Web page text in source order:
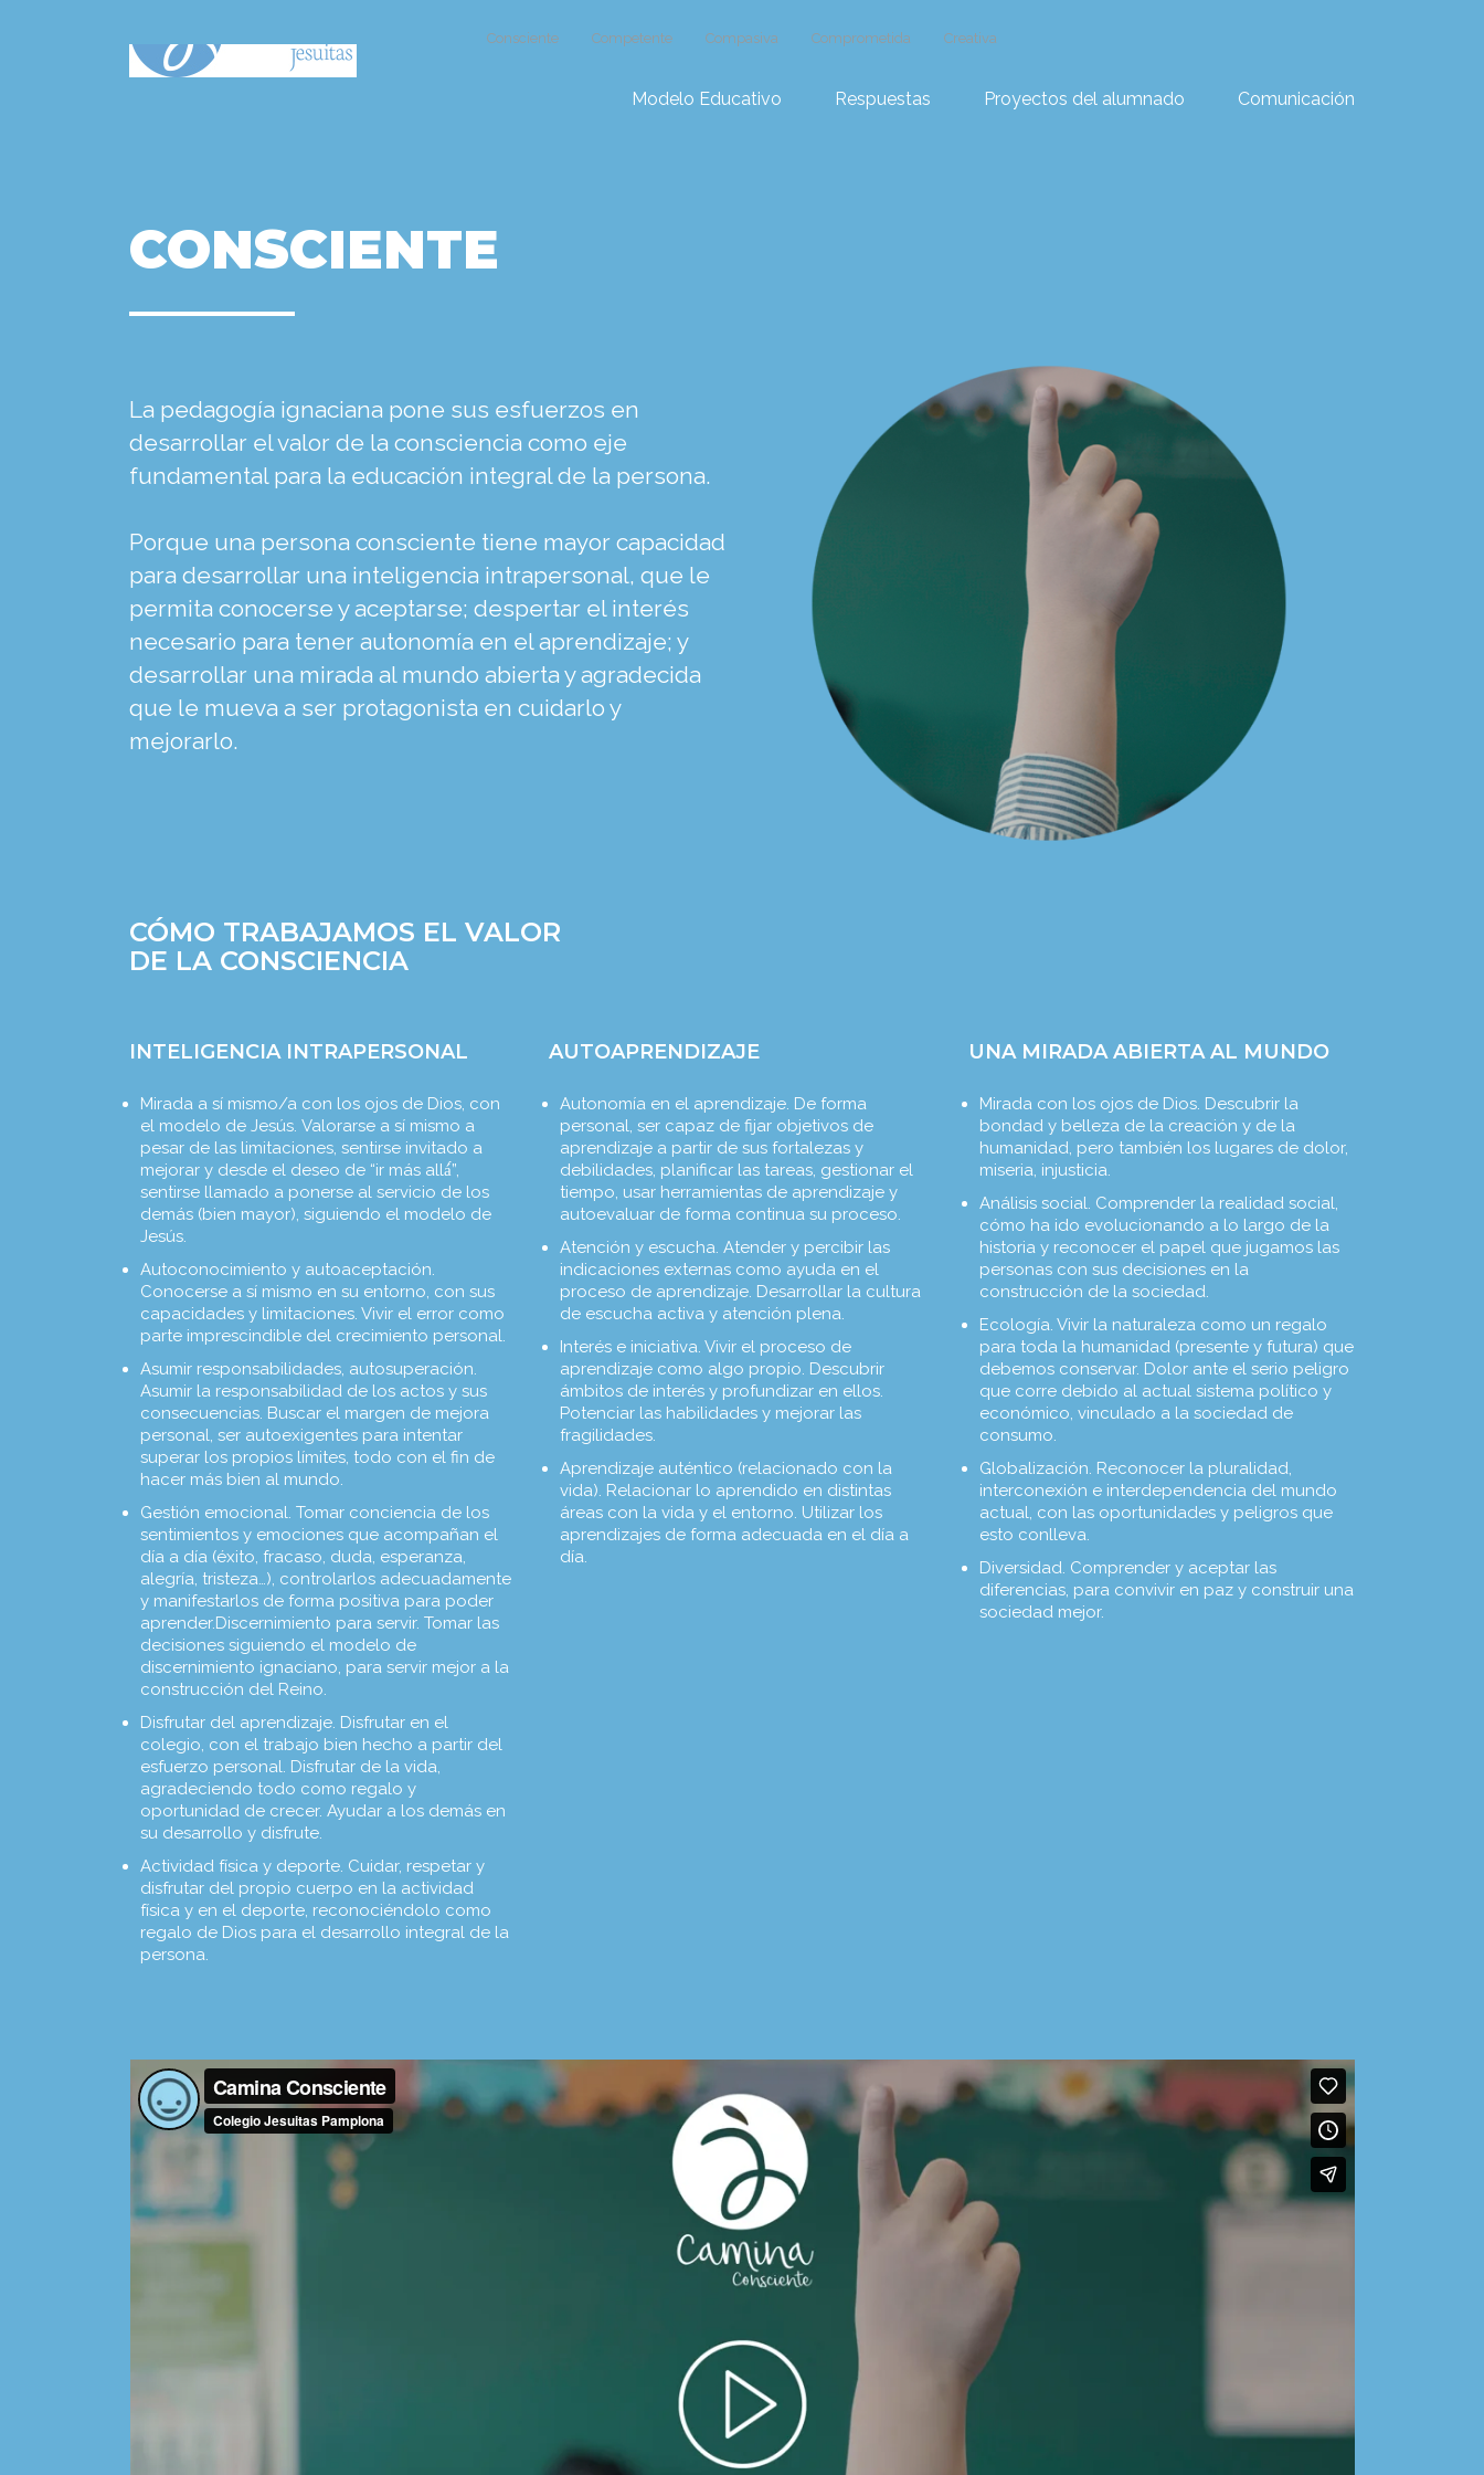
Consciente Competente Compasiva Comprometida Creativa
Modelo Educativo Respuestas Proyectos del alumnado Comunicación
CONSCIENTE
La pedagogía ignaciana pone sus esfuerzos en
desarrollar el valor de la consciencia como eje
fundamental para la educación integral de la persona.
Porque una persona consciente tiene mayor capacidad
para desarrollar una inteligencia intrapersonal, que le
permita conocerse y aceptarse; despertar el interés
necesario para tener autonomía en el aprendizaje; y
desarrollar una mirada al mundo abierta y agradecida
que le mueva a ser protagonista en cuidarlo y
mejorarlo.
CÓMO TRABAJAMOS EL VALOR
DE LA CONSCIENCIA
INTELIGENCIA INTRAPERSONAL
Mirada a sí mismo/a con los ojos de Dios, con
el modelo de Jesús. Valorarse a sí mismo a
pesar de las limitaciones, sentirse invitado a
mejorar y desde el deseo de “ir más allá́”,
sentirse llamado a ponerse al servicio de los
demás (bien mayor), siguiendo el modelo de
Jesús.
Autoconocimiento y autoaceptación.
Conocerse a sí mismo en su entorno, con sus
capacidades y limitaciones. Vivir el error como
parte imprescindible del crecimiento personal.
Asumir responsabilidades, autosuperación.
Asumir la responsabilidad de los actos y sus
consecuencias. Buscar el margen de mejora
personal, ser autoexigentes para intentar
superar los propios límites, todo con el fin de
hacer más bien al mundo.
Gestión emocional. Tomar conciencia de los
sentimientos y emociones que acompañan el
día a día (éxito, fracaso, duda, esperanza,
alegría, tristeza…), controlarlos adecuadamente
y manifestarlos de forma positiva para poder
aprender.Discernimiento para servir. Tomar las
decisiones siguiendo el modelo de
discernimiento ignaciano, para servir mejor a la
construcción del Reino.
Disfrutar del aprendizaje. Disfrutar en el
colegio, con el trabajo bien hecho a partir del
esfuerzo personal. Disfrutar de la vida,
agradeciendo todo como regalo y
oportunidad de crecer. Ayudar a los demás en
su desarrollo y disfrute.
Actividad física y deporte. Cuidar, respetar y
disfrutar del propio cuerpo en la actividad
física y en el deporte, reconociéndolo como
regalo de Dios para el desarrollo integral de la
persona.
AUTOAPRENDIZAJE
Autonomía en el aprendizaje. De forma
personal, ser capaz de fijar objetivos de
aprendizaje a partir de sus fortalezas y
debilidades, planificar las tareas, gestionar el
tiempo, usar herramientas de aprendizaje y
autoevaluar de forma continua su proceso.
Atención y escucha. Atender y percibir las
indicaciones externas como ayuda en el
proceso de aprendizaje. Desarrollar la cultura
de escucha activa y atención plena.
Interés e iniciativa. Vivir el proceso de
aprendizaje como algo propio. Descubrir
ámbitos de interés y profundizar en ellos.
Potenciar las habilidades y mejorar las
fragilidades.
Aprendizaje auténtico (relacionado con la
vida). Relacionar lo aprendido en distintas
áreas con la vida y el entorno. Utilizar los
aprendizajes de forma adecuada en el día a
día.
UNA MIRADA ABIERTA AL MUNDO
Mirada con los ojos de Dios. Descubrir la
bondad y belleza de la creación y de la
humanidad, pero también los lugares de dolor,
miseria, injusticia.
Análisis social. Comprender la realidad social,
cómo ha ido evolucionando a lo largo de la
historia y reconocer el papel que jugamos las
personas con sus decisiones en la
construcción de la sociedad.
Ecología. Vivir la naturaleza como un regalo
para toda la humanidad (presente y futura) que
debemos conservar. Dolor ante el serio peligro
que corre debido al actual sistema político y
económico, vinculado a la sociedad de
consumo.
Globalización. Reconocer la pluralidad,
interconexión e interdependencia del mundo
actual, con las oportunidades y peligros que
esto conlleva.
Diversidad. Comprender y aceptar las
diferencias, para convivir en paz y construir una
sociedad mejor.